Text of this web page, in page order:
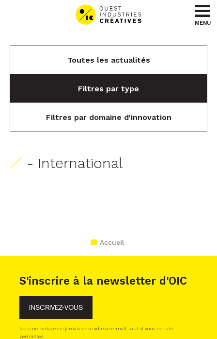
Aller au menu
Aller au contenu
MENU
Toutes les actualités
Filtres par type
Filtres par domaine d'innovation
- International
Accueil
S'inscrire à la newsletter d'OIC
INSCRIVEZ-VOUS
Nous ne partageons jamais votre adresse e-mail, sauf si vous nous le
permettez.